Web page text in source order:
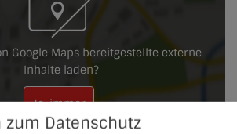
Google Maps bereitgestellte externe
Inhalte laden?
Ja, immer
zum Datenschutz